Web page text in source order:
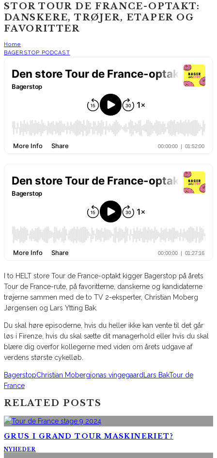
STOR TOUR DE FRANCE-OPTAKT:
DANSKERE, TRØJER, ETAPER OG
FAVORITTER
Home
BAGERSTOP PODCAST
I to HELT store Tour de France-optakt kigger Bagerstop på årets
Tour de France-rute, på favoritterne, danskerne og kandidaterne
trøjerne sammen med de to TV 2-eksperter, Christian Moberg
Jørgensen og Lars Ytting Bak.
Du skal høre episoderne, hvis du heller ikke kan vente til det går
løs i Firenze, hvis du skal sætte dit managerhold eller hvis du skal
blære dig overfor kollegerne med viden om årets udgave af
verdens største cykelløb.
BagerstopChristian Mobergjonas vingegaard Lars BakTour de
France
RELATED POSTS
GRUS I GRAND TOUR MASKINERIET?
NYHEDER